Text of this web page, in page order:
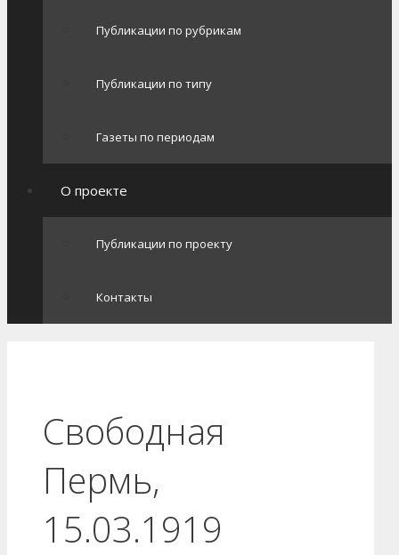
Публикации по рубрикам
Публикации по типу
Газеты по периодам
О проекте
Публикации по проекту
Контакты
Свободная
Пермь,
15.03.1919